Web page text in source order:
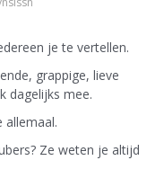
je te vertellen.
grappige, lieve
dagelijks mee.
allemaal.
Ze weten je altijd